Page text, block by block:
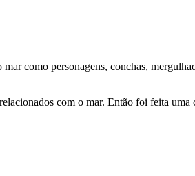
como personagens, conchas,
com o mar. Então foi feita